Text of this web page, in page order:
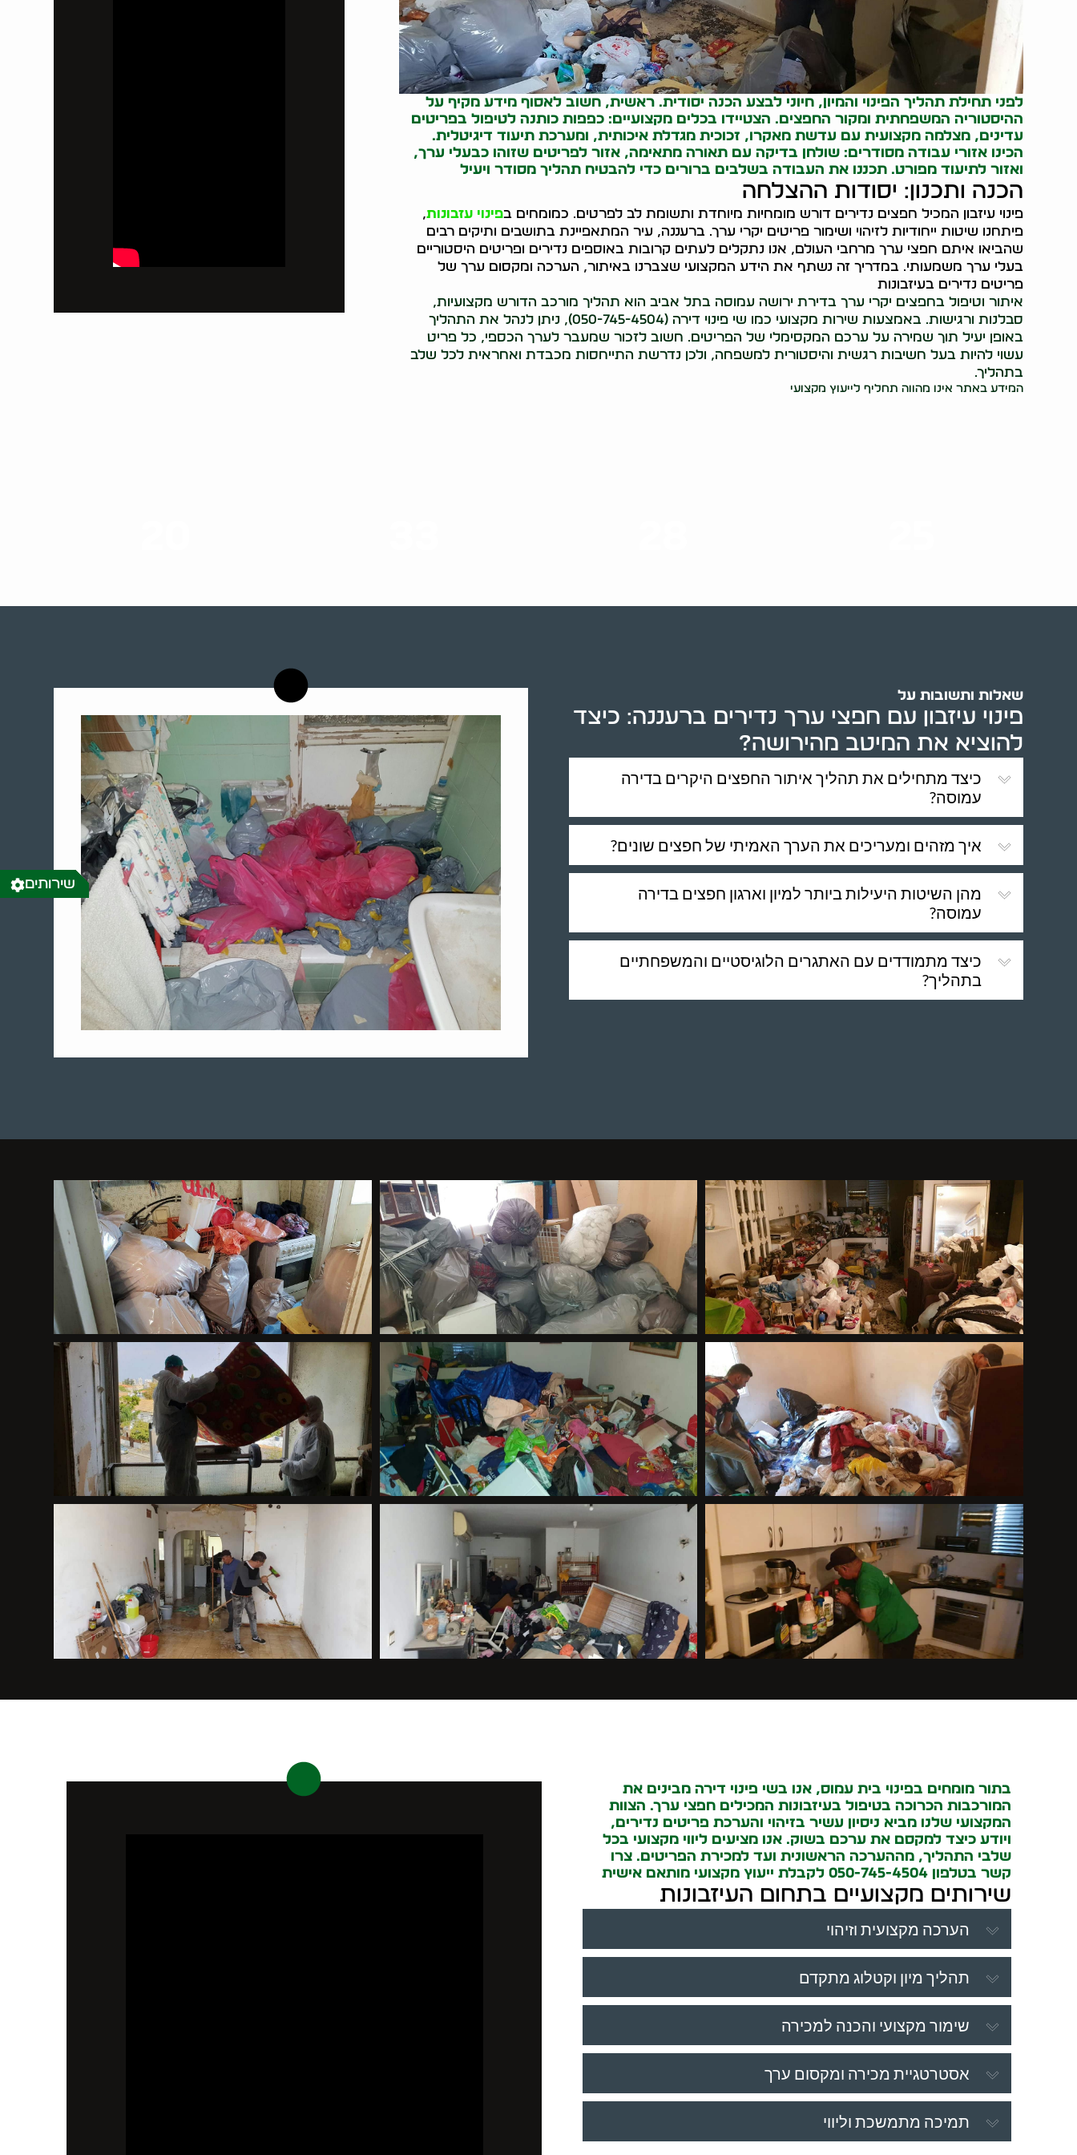
לפני תחילת תהליך הפינוי והמיון, חיוני לבצע הכנה יסודית. ראשית, חשוב לאסוף מידע מקיף על
ההיסטוריה המשפחתית ומקור החפצים. הצטיידו בכלים מקצועיים: כפפות כותנה לטיפול בפריטים
עדינים, מצלמה מקצועית עם עדשת מאקרו, זכוכית מגדלת איכותית, ומערכת תיעוד דיגיטלית.
הכינו אזורי עבודה מסודרים: שולחן בדיקה עם תאורה מתאימה, אזור לפריטים שזוהו כבעלי ערך,
ואזור לתיעוד מפורט. תכננו את העבודה בשלבים ברורים כדי להבטיח תהליך מסודר ויעיל
הכנה ותכנון: יסודות ההצלחה
פינוי עיזבון המכיל חפצים נדירים דורש מומחיות מיוחדת ותשומת לב לפרטים. כמומחים בפינוי עזבונות,
פיתחנו שיטות ייחודיות לזיהוי ושימור פריטים יקרי ערך. ברעננה, עיר המתאפיינת בתושבים ותיקים רבים
שהביאו איתם חפצי ערך מרחבי העולם, אנו נתקלים לעתים קרובות באוספים נדירים ופריטים היסטוריים
בעלי ערך משמעותי. במדריך זה נשתף את הידע המקצועי שצברנו באיתור, הערכה ומקסום ערך של
פריטים נדירים בעיזבונות
איתור וטיפול בחפצים יקרי ערך בדירת ירושה עמוסה בתל אביב הוא תהליך מורכב הדורש מקצועיות,
סבלנות ורגישות. באמצעות שירות מקצועי כמו שי פינוי דירה (050-745-4504), ניתן לנהל את התהליך
באופן יעיל תוך שמירה על ערכם המקסימלי של הפריטים. חשוב לזכור שמעבר לערך הכספי, כל פריט
עשוי להיות בעל חשיבות רגשית והיסטורית למשפחה, ולכן נדרשת התייחסות מכבדת ואחראית לכל שלב
בתהליך.
המידע באתר אינו מהווה תחליף לייעוץ מקצועי
שאלות ותשובות על
פינוי עיזבון עם חפצי ערך נדירים ברעננה: כיצד
להוציא את המיטב מהירושה?
כיצד מתחילים את תהליך איתור החפצים היקרים בדירה
עמוסה?
איך מזהים ומעריכים את הערך האמיתי של חפצים שונים?
מהן השיטות היעילות ביותר למיון וארגון חפצים בדירה
עמוסה?
כיצד מתמודדים עם האתגרים הלוגיסטיים והמשפחתיים
בתהליך?
בתור מומחים בפינוי בית עמוס, אנו בשי פינוי דירה מבינים את
המורכבות הכרוכה בטיפול בעיזבונות המכילים חפצי ערך. הצוות
המקצועי שלנו מביא ניסיון עשיר בזיהוי והערכת פריטים נדירים,
ויודע כיצד למקסם את ערכם בשוק. אנו מציעים ליווי מקצועי בכל
שלבי התהליך, מההערכה הראשונית ועד למכירת הפריטים. צרו
קשר בטלפון 050-745-4504 לקבלת ייעוץ מקצועי מותאם אישית
שירותים מקצועיים בתחום העיזבונות
הערכה מקצועית וזיהוי
תהליך מיון וקטלוג מתקדם
שימור מקצועי והכנה למכירה
אסטרטגיית מכירה ומקסום ערך
תמיכה מתמשכת וליווי
שירותים